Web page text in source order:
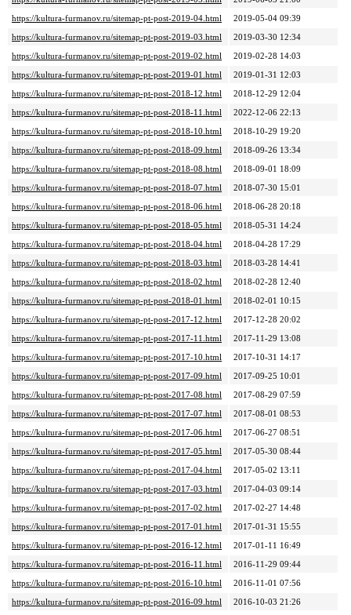
https://kultura-furmanov.ru/sitemap-pt-post-2019-04.html
2019-05-04 09:39
https://kultura-furmanov.ru/sitemap-pt-post-2019-03.html
2019-03-30 12:34
https://kultura-furmanov.ru/sitemap-pt-post-2019-02.html
2019-02-28 14:03
https://kultura-furmanov.ru/sitemap-pt-post-2019-01.html
2019-01-31 12:03
https://kultura-furmanov.ru/sitemap-pt-post-2018-12.html
2018-12-29 12:04
https://kultura-furmanov.ru/sitemap-pt-post-2018-11.html
2022-12-06 22:13
https://kultura-furmanov.ru/sitemap-pt-post-2018-10.html
2018-10-29 19:20
https://kultura-furmanov.ru/sitemap-pt-post-2018-09.html
2018-09-26 13:34
https://kultura-furmanov.ru/sitemap-pt-post-2018-08.html
2018-09-01 18:09
https://kultura-furmanov.ru/sitemap-pt-post-2018-07.html
2018-07-30 15:01
https://kultura-furmanov.ru/sitemap-pt-post-2018-06.html
2018-06-28 20:18
https://kultura-furmanov.ru/sitemap-pt-post-2018-05.html
2018-05-31 14:24
https://kultura-furmanov.ru/sitemap-pt-post-2018-04.html
2018-04-28 17:29
https://kultura-furmanov.ru/sitemap-pt-post-2018-03.html
2018-03-28 14:41
https://kultura-furmanov.ru/sitemap-pt-post-2018-02.html
2018-02-28 12:40
https://kultura-furmanov.ru/sitemap-pt-post-2018-01.html
2018-02-01 10:15
https://kultura-furmanov.ru/sitemap-pt-post-2017-12.html
2017-12-28 20:02
https://kultura-furmanov.ru/sitemap-pt-post-2017-11.html
2017-11-29 13:08
https://kultura-furmanov.ru/sitemap-pt-post-2017-10.html
2017-10-31 14:17
https://kultura-furmanov.ru/sitemap-pt-post-2017-09.html
2017-09-25 10:01
https://kultura-furmanov.ru/sitemap-pt-post-2017-08.html
2017-08-29 07:59
https://kultura-furmanov.ru/sitemap-pt-post-2017-07.html
2017-08-01 08:53
https://kultura-furmanov.ru/sitemap-pt-post-2017-06.html
2017-06-27 08:51
https://kultura-furmanov.ru/sitemap-pt-post-2017-05.html
2017-05-30 08:44
https://kultura-furmanov.ru/sitemap-pt-post-2017-04.html
2017-05-02 13:11
https://kultura-furmanov.ru/sitemap-pt-post-2017-03.html
2017-04-03 09:14
https://kultura-furmanov.ru/sitemap-pt-post-2017-02.html
2017-02-27 14:48
https://kultura-furmanov.ru/sitemap-pt-post-2017-01.html
2017-01-31 15:55
https://kultura-furmanov.ru/sitemap-pt-post-2016-12.html
2017-01-11 16:49
https://kultura-furmanov.ru/sitemap-pt-post-2016-11.html
2016-11-29 09:44
https://kultura-furmanov.ru/sitemap-pt-post-2016-10.html
2016-11-01 07:56
https://kultura-furmanov.ru/sitemap-pt-post-2016-09.html
2016-10-03 21:26